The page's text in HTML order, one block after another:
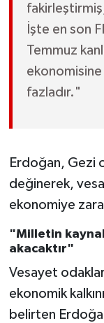
İşte en son
Temmuz
fazladır."
Erdoğan, Gezi
değinerek,
ekonomiye
"Milletin
akacaktır"
Vesayet
ekonomik
belirten